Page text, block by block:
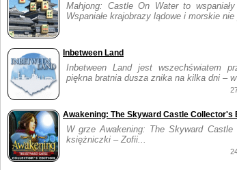
Mahjong: Castle On Water to
Wspaniałe krajobrazy lądowe i morskie
Inbetween Land
Inbetween Land jest wszechświatem
piękna bratnia dusza znika na kilka dni –
Awakening: The Skyward Castle Collector's
W grze Awakening: The Skyward Castle
księżniczki – Zofii...